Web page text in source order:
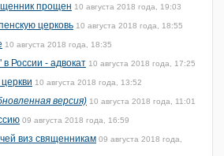
прощен 10 августа 2018 года, 19:03
церковь 10 августа 2018 года, 18:55
10 августа 2018 года, 18:35
России - адвокат 10 августа 2018 года, 17:25
10 августа 2018 года, 13:52
версия) 10 августа 2018 года, 11:01
09 августа 2018 года, 16:59
виз священникам 09 августа 2018 года,